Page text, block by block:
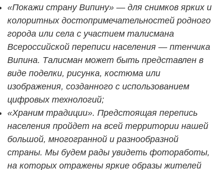
«Покажи страну Випину» — для снимков ярких и
колоритных достопримечательностей родного
города или села с участием талисмана
Всероссийской переписи населения — птенчика
Випина. Талисман может быть представлен в
виде поделки, рисунка, костюма или
изображения, созданного с использованием
цифровых технологий;
«Храним традиции». Предстоящая перепись
населения пройдет на всей территории нашей
большой, многогранной и разнообразной
страны. Мы будем рады увидеть фотоработы,
на которых отражены яркие образы жителей